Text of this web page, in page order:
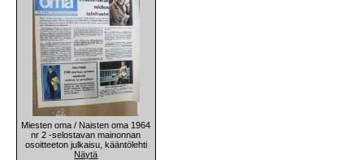
Miesten oma / Naisten oma 1964
nr 2 -selostavan mainonnan
osoitteeton julkaisu, kääntölehti
Näytä